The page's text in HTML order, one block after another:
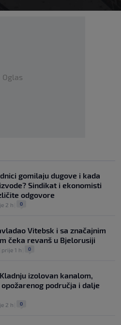
Oglas
gomilaju dugove i kada
Sindikat i ekonomisti
odgovore
2 h 0
Vitebsk i sa značajnim
čeka revanš u Bjelorusiji
prije 1 h 0
izolovan kanalom,
područja i dalje
2 h 0